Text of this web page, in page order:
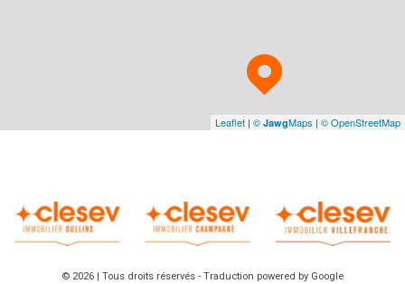
Leaflet | © JawgMaps | © OpenStreetMap
© 2026 | Tous droits réservés - Traduction powered by Google